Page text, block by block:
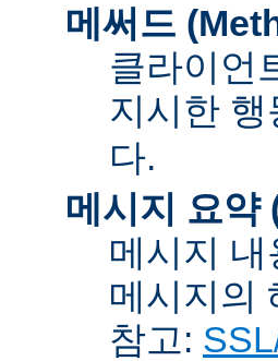
메써드
클라이언
지시한
다.
메시지 요
메시지
메시지의
참고: